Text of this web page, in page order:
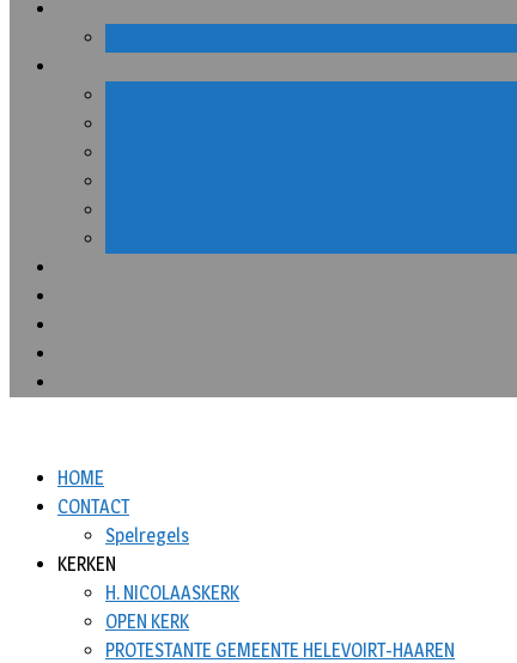
HOME
CONTACT
Spelregels
KERKEN
H. NICOLAASKERK
OPEN KERK
PROTESTANTE GEMEENTE HELEVOIRT-HAAREN